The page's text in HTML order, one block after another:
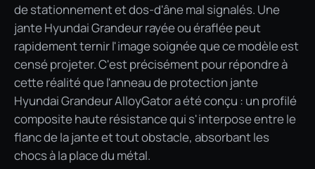
de stationnement et dos-d'âne mal signalés. Une
jante Hyundai Grandeur rayée ou éraflée peut
rapidement ternir l'image soignée que ce modèle est
censé projeter. C'est précisément pour répondre à
cette réalité que l'anneau de protection jante
Hyundai Grandeur AlloyGator a été conçu : un profilé
composite haute résistance qui s'interpose entre le
flanc de la jante et tout obstacle, absorbant les
chocs à la place du métal.